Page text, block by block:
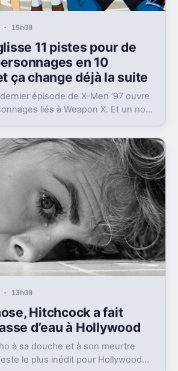
15h00
11 pistes pour de
en 10
ça change déjà la suite
épisode de X-Men ’97 ouvre
liés à Weapon X. Et un nom
13h00
Hitchcock a fait
d’eau à Hollywood
à sa douche et à son meurtre
le plus inédit pour Hollywood